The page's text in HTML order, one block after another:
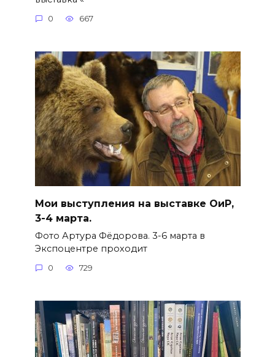
0 667
Мои выступления на выставке ОиР,
3-4 марта.
Фото Артура Фёдорова. 3-6 марта в
Экспоцентре проходит
0 729